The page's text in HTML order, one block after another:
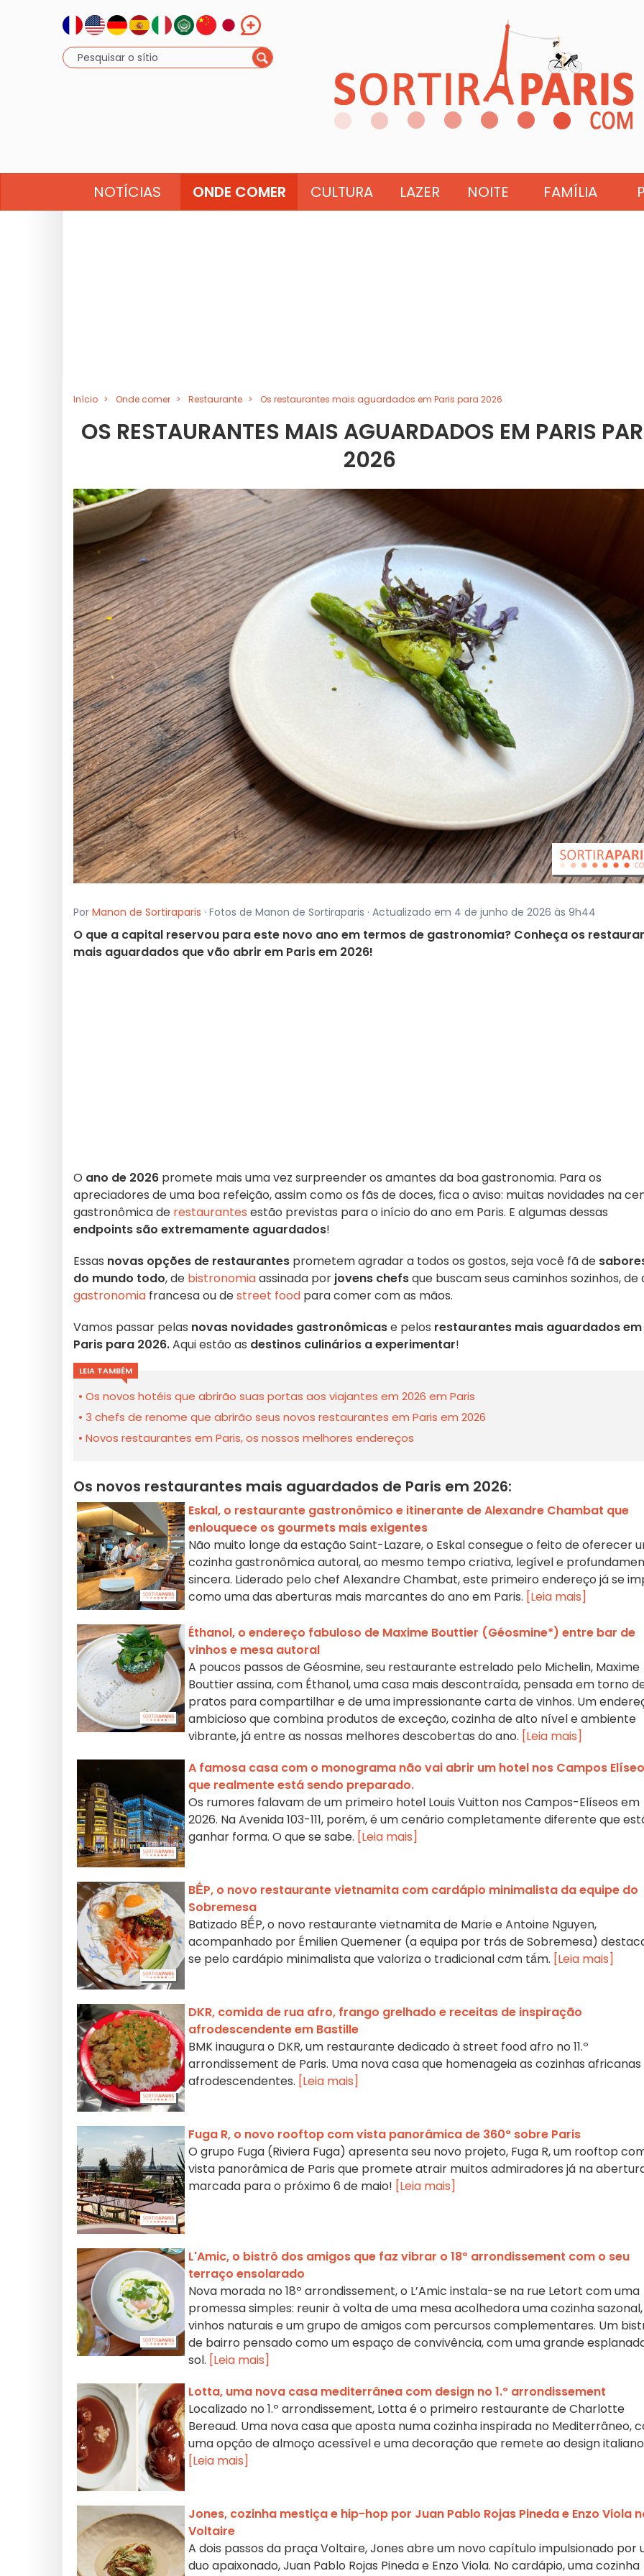
NOTÍCIAS ONDE COMER CULTURA LAZER NOITE FAMÍLIA
Início Onde comer Restaurante Os restaurantes mais aguardados em Paris para 2026
OS RESTAURANTES MAIS AGUARDADOS EM PARIS
2026
Por Manon de Sortiraparis · Fotos de Manon de Sortiraparis · Actualizado em 4 de junho de 2026 às 9h44
O que a capital reservou para este novo ano em termos de gastronomia? Conheça os
mais aguardados que vão abrir em Paris em 2026!
O ano de 2026 promete mais uma vez surpreender os amantes da boa gastronomia. Para os
apreciadores de uma boa refeição, assim como os fãs de doces, fica o aviso: muitas novidades na
gastronômica de restaurantes estão previstas para o início do ano em Paris. E algumas dessas
endpoints são extremamente aguardados!
Essas novas opções de restaurantes prometem agradar a todos os gostos, seja você fã de
do mundo todo, de bistronomiaassinada por jovens chefsque buscam seus caminhos sozinhos, de
gastronomia francesa ou destreet food para comer com as mãos.
Vamos passar pelas novas novidades gastronômicase pelos restaurantes mais aguardados em
Paris para 2026.Aqui estão as destinos culinários a experimentar!
LEIA TAMBÉM
Os novos hotéis que abrirão suas portas aos viajantes em 2026 em Paris
3 chefs de renome que abrirão seus novos restaurantes em Paris em 2026
Novos restaurantes em Paris, os nossos melhores endereços
Os novos restaurantes mais aguardados de Paris em 2026:
Eskal, o restaurante gastronômico e itinerante de Alexandre Chambat que
enlouquece os gourmets mais exigentes
Não muito longe da estação Saint-Lazare, o Eskal consegue o feito de oferecer
cozinha gastronômica autoral, ao mesmo tempo criativa, legível e
sincera. Liderado pelo chef Alexandre Chambat, este primeiro endereço já se
como uma das aberturas mais marcantes do ano em Paris. [Leia mais]
Éthanol, o endereço fabuloso de Maxime Bouttier (Géosmine*) entre bar de
vinhos e mesa autoral
A poucos passos de Géosmine, seu restaurante estrelado pelo Michelin, Maxime
Bouttier assina, com Éthanol, uma casa mais descontraída, pensada em torno
pratos para compartilhar e de uma impressionante carta de vinhos. Um
ambicioso que combina produtos de exceção, cozinha de alto nível e ambiente
vibrante, já entre as nossas melhores descobertas do ano. [Leia mais]
A famosa casa com o monograma não vai abrir um hotel nos Campos
que realmente está sendo preparado.
Os rumores falavam de um primeiro hotel Louis Vuitton nos Campos-Elíseos em
2026. Na Avenida 103-111, porém, é um cenário completamente diferente que
ganhar forma. O que se sabe. [Leia mais]
BẾP, o novo restaurante vietnamita com cardápio minimalista da equipe do
Sobremesa
Batizado BẾP, o novo restaurante vietnamita de Marie e Antoine Nguyen,
acompanhado por Émilien Quemener (a equipa por trás de Sobremesa)
se pelo cardápio minimalista que valoriza o tradicional cơm tấm. [Leia mais]
DKR, comida de rua afro, frango grelhado e receitas de inspiração
afrodescendente em Bastille
BMK inaugura o DKR, um restaurante dedicado à street food afro no 11.º
arrondissement de Paris. Uma nova casa que homenageia as cozinhas africanas
afrodescendentes. [Leia mais]
Fuga R, o novo rooftop com vista panorâmica de 360° sobre Paris
O grupo Fuga (Riviera Fuga) apresenta seu novo projeto, Fuga R, um rooftop
vista panorâmica de Paris que promete atrair muitos admiradores já na
marcada para o próximo 6 de maio! [Leia mais]
L'Amic, o bistrô dos amigos que faz vibrar o 18º arrondissement com o seu
terraço ensolarado
Nova morada no 18º arrondissement, o L’Amic instala-se na rue Letort com uma
promessa simples: reunir à volta de uma mesa acolhedora uma cozinha sazonal,
vinhos naturais e um grupo de amigos com percursos complementares. Um
de bairro pensado como um espaço de convivência, com uma grande
sol. [Leia mais]
Lotta, uma nova casa mediterrânea com design no 1.º arrondissement
Localizado no 1.º arrondissement, Lotta é o primeiro restaurante de Charlotte
Bereaud. Uma nova casa que aposta numa cozinha inspirada no Mediterrâneo,
uma opção de almoço acessível e uma decoração que remete ao design
[Leia mais]
Jones, cozinha mestiça e hip-hop por Juan Pablo Rojas Pineda e Enzo Viola
Voltaire
A dois passos da praça Voltaire, Jones abre um novo capítulo impulsionado por
duo apaixonado, Juan Pablo Rojas Pineda e Enzo Viola. No cardápio, uma cozinha